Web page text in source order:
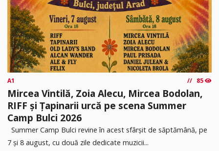
A1 85
Mircea Vintilă, Zoia Alecu, Mircea Bodolan,
RIFF și Țapinarii urcă pe scena Summer
Camp Bulci 2026
Summer Camp Bulci revine în acest sfârșit de săptămână, pe
7 și 8 august, cu două zile dedicate muzicii...